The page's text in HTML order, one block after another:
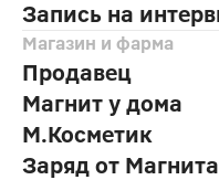
Запись на
Магазин и фарма
Продавец
Магнит у дома
М.Косметик
Заряд от Магнита